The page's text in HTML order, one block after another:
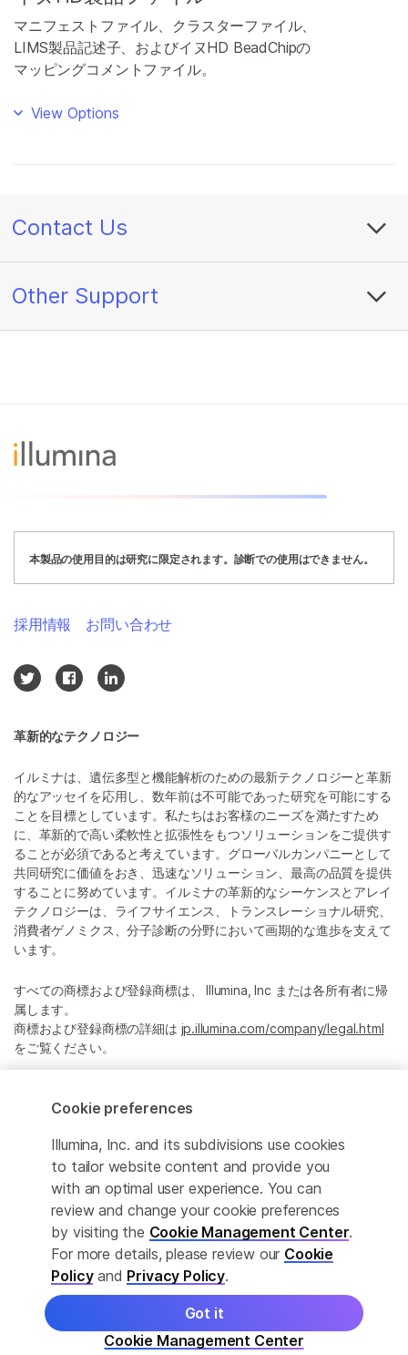
マニフェストファイル、クラスターファイル、
LIMS製品記述子、およびイヌHD BeadChipの
マッピングコメントファイル。
View Options
Contact Us
Other Support
本製品の使用目的は研究に限定されます。診断での使用はできません。
このページは機械翻訳を利用しております。なるべく正確な翻訳を
提供するために合理的な努力をしていますが、完全に正確な翻訳と
は限りませんので、あらかじめご了承ください。公式なコンテンツ
は英語版となります。
革新的なテクノロジー
イルミナは、遺伝多型と機能解析のための最新テクノロジーと革新
的なアッセイを応用し、数年前は不可能であった研究を可能にする
ことを目標としています。私たちはお客様のニーズを満たすため
に、革新的で高い柔軟性と拡張性をもつソリューションをご提供す
ることが必須であると考えています。グローバルカンパニーとして
共同研究に価値をおき、迅速なソリューション、最高の品質を提供
することに努めています。イルミナの革新的なシーケンスとアレイ
テクノロジーは、ライフサイエンス、トランスレーショナル研究、
消費者ゲノミクス、分子診断の分野において画期的な進歩を支えて
います。
すべての商標および登録商標は、 Illumina, Inc または各所有者に帰
属します。
商標および登録商標の詳細は jp.illumina.com/company/legal.html
をご覧ください。
Cookie Management Center
プライバシーポリシ
採用情報 お問い合わせ
© 2026 Illumina, Inc. All rights reserved.
Cookie preferences
Illumina, Inc. and its subdivisions use cookies
to tailor website content and provide you
with an optimal user experience. You can
review and change your cookie preferences
by visiting the Cookie Management Center.
For more details, please review our Cookie
Policyand Privacy Policy.
Cookie Management Center
Got it